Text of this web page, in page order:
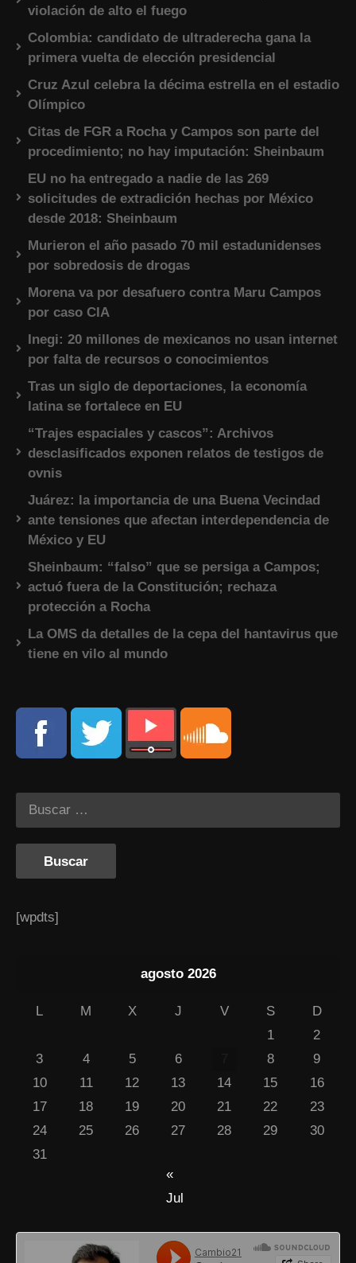
violación de alto el fuego
Colombia: candidato de ultraderecha gana la
primera vuelta de elección presidencial
Cruz Azul celebra la décima estrella en el estadio
Olímpico
Citas de FGR a Rocha y Campos son parte del
procedimiento; no hay imputación: Sheinbaum
EU no ha entregado a nadie de las 269
solicitudes de extradición hechas por México
desde 2018: Sheinbaum
Murieron el año pasado 70 mil estadunidenses
por sobredosis de drogas
Morena va por desafuero contra Maru Campos
por caso CIA
Inegi: 20 millones de mexicanos no usan internet
por falta de recursos o conocimientos
Tras un siglo de deportaciones, la economía
latina se fortalece en EU
“Trajes espaciales y cascos”: Archivos
desclasificados exponen relatos de testigos de
ovnis
Juárez: la importancia de una Buena Vecindad
ante tensiones que afectan interdependencia de
México y EU
Sheinbaum: “falso” que se persiga a Campos;
actuó fuera de la Constitución; rechaza
protección a Rocha
La OMS da detalles de la cepa del hantavirus que
tiene en vilo al mundo
[wpdts]
agosto 2026
L M X J V S
D
1
2
3
4 5 6 8
9
10
11 12 13 14 15
16
17
18 19 20 21 22
23
24
25 26 27 28 29
30
31
«
Jul